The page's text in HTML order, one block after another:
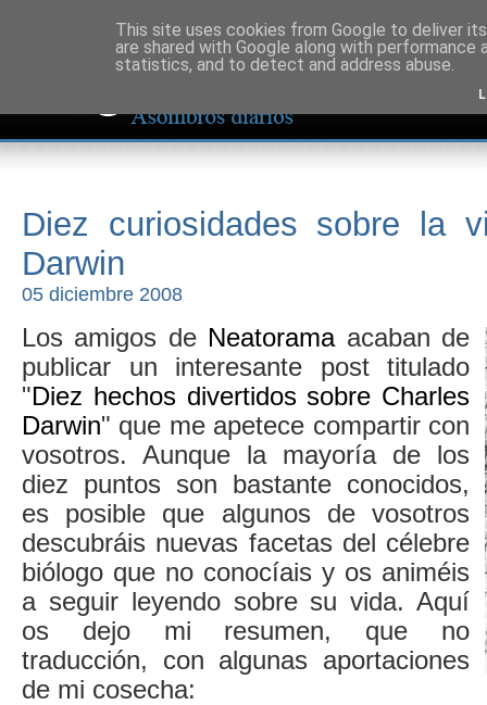
Diez curiosidades sobre la
Darwin
05 diciembre 2008
Los amigos de Neatoramaacaban de
publicar un interesante post titulado
"Diez hechos divertidos sobre Charles
Darwin" que me apetece compartir con
vosotros. Aunque la mayoría de los
diez puntos son bastante conocidos,
es posible que algunos de vosotros
descubráis nuevas facetas del célebre
biólogo que no conocíais y os animéis
a seguir leyendo sobre su vida. Aquí
os dejo mi resumen, que no
traducción, con algunas aportaciones
de mi cosecha:
This site uses cookies from Google to deliver
are shared with Google along with
statistics, and to detect and address abuse.